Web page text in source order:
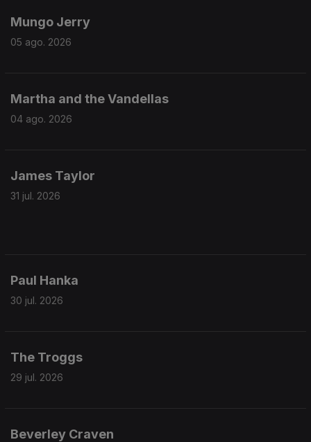
Mungo Jerry
05 ago. 2026
Martha and the Vandellas
04 ago. 2026
James Taylor
31 jul. 2026
Paul Hanka
30 jul. 2026
The Troggs
29 jul. 2026
Beverley Craven